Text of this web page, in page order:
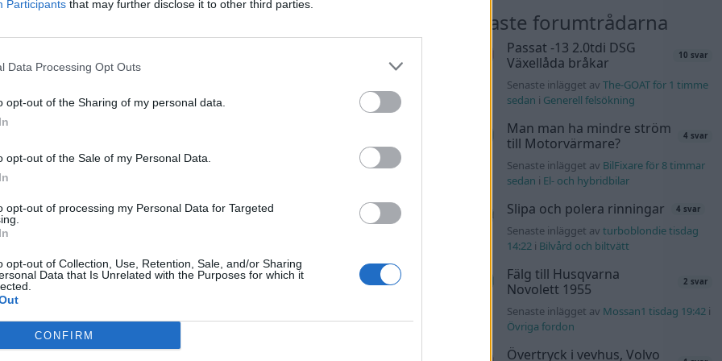
Participants that may further disclose it to other third parties.
Data Processing Opt Outs
opt-out of the Sharing of my personal data.
opt-out of the Sale of my Personal Data.
opt-out of processing my Personal Data for Targeted
opt-out of Collection, Use, Retention, Sale, and/or Sharing
Data that Is Unrelated with the Purposes for which it
CONFIRM
bråkar
iGenerell felsökning
att folk köper bil
inlägget avThe-GOAT för 4 timmar
i
man ha mindre ström
iEl- och hybridbilar
bromstryck efter
bromsok (Golf V
inlägget av jaka54 för 13 timmar
Ev_volvo142 för 40
Volkswagen split bus t1
Dr_snuggels för 1
Senaste inlägget av
16vt4m för 2 timmar
Vw 1956 oval prosjekt
Senaste inlägget av
jarleb för 5 timmar
Volkswagen Golf MK4 v6
Nyaste forumtrådarna
Passat -13 2.0tdi DSG
Växellåda bråkar
10 svar
Senaste inlägget av The-GOAT för 1 timme
sedan i Generell felsökning
Man man ha mindre ström
till Motorvärmare?
4 svar
Senaste inlägget av BilFixare för 8 timmar
sedan i El- och hybridbilar
Slipa och polera rinningar 4 svar
Senaste inlägget av turboblondie tisdag
14:22i Bilvård och biltvätt
Fälg till Husqvarna
Novolett 1955
2 svar
Senaste inlägget av Mossan1 tisdag 19:42i
Övriga fordon
Övertryck i vevhus, Volvo